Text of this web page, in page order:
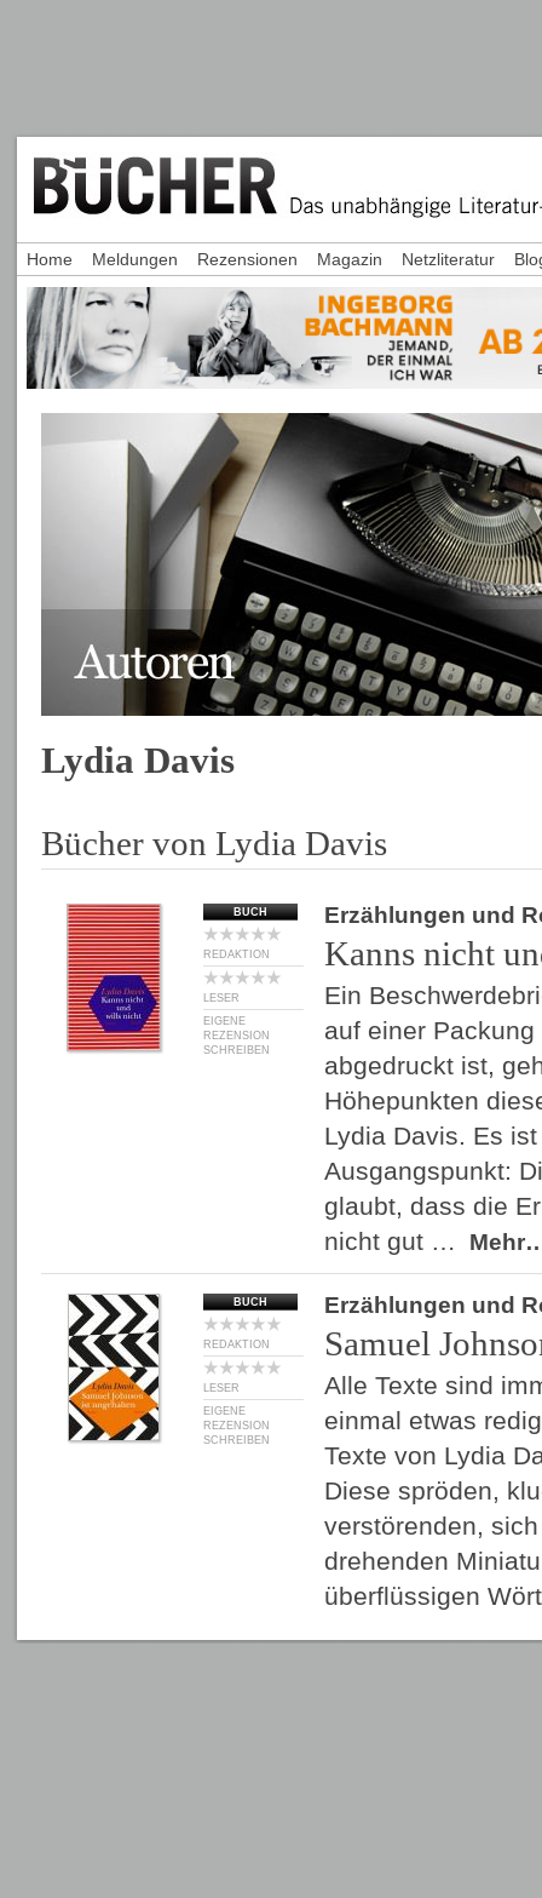
Lydia Davis
Bücher von Lydia Davis
BUCH
REDAKTION
LESER
EIGENE
REZENSION
SCHREIBEN
Erzählungen und
Kanns nicht
Ein
auf einer
abgedruckt ist,
Höhepunkten
Lydia Davis. Es
Ausgangspunkt:
glaubt, dass die
nicht gut …
BUCH
REDAKTION
LESER
EIGENE
REZENSION
SCHREIBEN
Erzählungen und
Samuel
Alle Texte sind
einmal etwas
Texte von Lydia
Diese spröden,
verstörenden,
drehenden
überflüssigen
Home Meldungen Rezensionen Magazin Netzliteratur